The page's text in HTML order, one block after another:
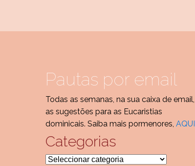
Pautas por email
Todas as semanas, na sua caixa de email,
as sugestões para as Eucaristias
dominicais. Saiba mais pormenores,AQUI
Categorias
Categorias